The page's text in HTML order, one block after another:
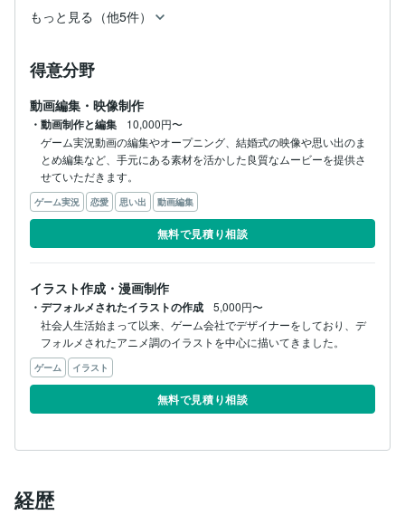
もっと見る（他5件）
得意分野
動画編集・映像制作
・動画制作と編集
10,000円〜
ゲーム実況動画の編集やオープニング、結婚式の映像や思い出のま
とめ編集など、手元にある素材を活かした良質なムービーを提供さ
せていただきます。
ゲーム実況 恋愛 思い出 動画編集
無料で見積り相談
イラスト作成・漫画制作
・デフォルメされたイラストの作成
5,000円〜
社会人生活始まって以来、ゲーム会社でデザイナーをしており、デ
フォルメされたアニメ調のイラストを中心に描いてきました。
ゲーム イラスト
無料で見積り相談
経歴